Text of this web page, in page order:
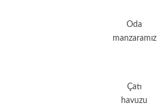
Oda
manzaramız
Çatı
havuzu